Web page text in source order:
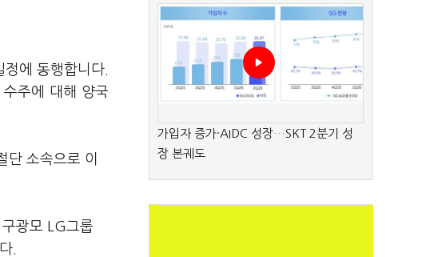
에 동행합니다.
주에 대해 양국
단 소속으로 이
광모 LG그룹
.
가입자 증가·AIDC 성장…SKT 2분기 성
장 본궤도